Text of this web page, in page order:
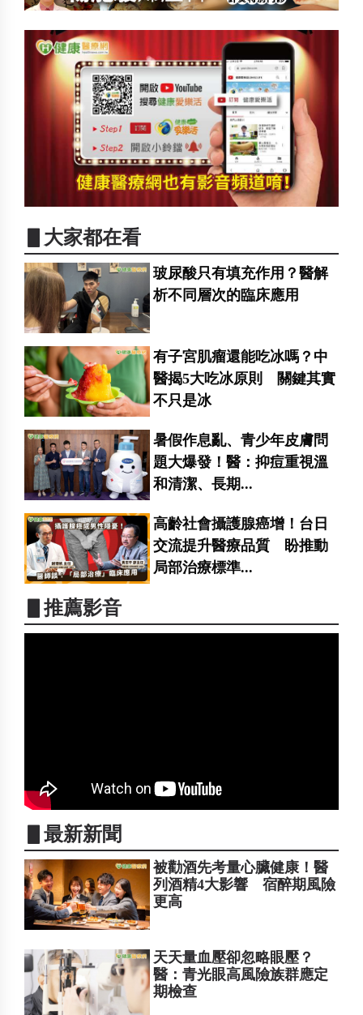
▋大家都在看
玻尿酸只有填充作用？醫解
析不同層次的臨床應用
有子宮肌瘤還能吃冰嗎？中
醫揭5大吃冰原則 關鍵其實
不只是冰
暑假作息亂、青少年皮膚問
題大爆發！醫：抑痘重視溫
和清潔、長期...
高齡社會攝護腺癌增！台日
交流提升醫療品質 盼推動
局部治療標準...
▋推薦影音
▋最新新聞
被勸酒先考量心臟健康！醫
列酒精4大影響 宿醉期風險
更高
天天量血壓卻忽略眼壓？
醫：青光眼高風險族群應定
期檢查